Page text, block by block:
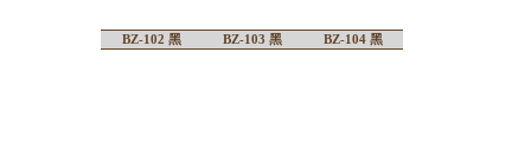
BZ-102 黑 BZ-103 黑 BZ-104 黑